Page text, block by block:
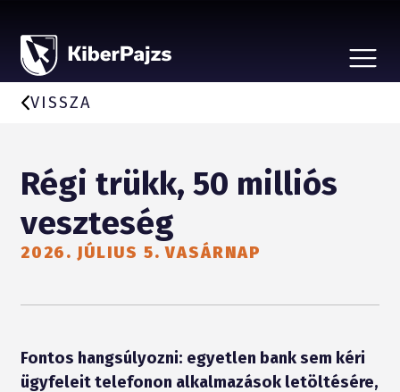
CSALÁSTÍPUSOK
HÍREK
PARTNEREKNEK
VISSZA
Régi trükk, 50 milliós
veszteség
2026. JÚLIUS 5. VASÁRNAP
Fontos hangsúlyozni: egyetlen bank sem kéri
ügyfeleit telefonon alkalmazások letöltésére,